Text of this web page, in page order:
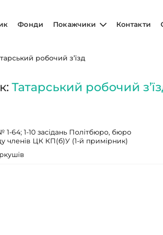
Фонди Покажчики Контакти
робочий з’їзд
Татарський робочий
64; 1-10 засідань Політбюро, бюро
членів ЦК КП(б)У (1-й примірник)